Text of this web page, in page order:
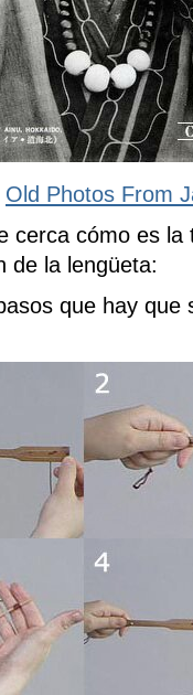
Old Photos From
cerca cómo es
de la lengüeta:
que hay que